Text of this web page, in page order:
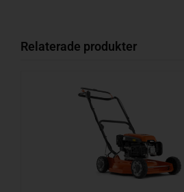
Relaterade produkter